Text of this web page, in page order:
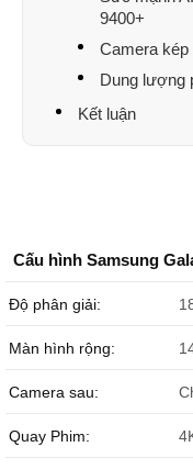
9400+
Camera
Dung lượng
Kết luận
Độ phân giải:
Màn hình rộng:
Camera sau:
Quay Phim: